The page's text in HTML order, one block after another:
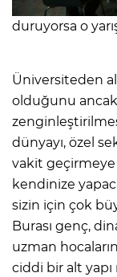
duruyorsa o
Üniversiteden
olduğunu
dünyayı, özel
vakit geçirmeye
kendinize
sizin için çok
Burası genç,
uzman
ciddi bir alt yapı